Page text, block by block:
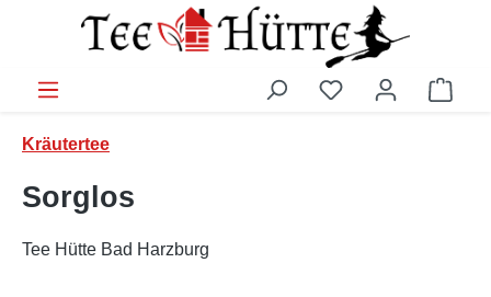
Zum Hauptinhalt springen
Kräutertee
Sorglos
Tee Hütte Bad Harzburg